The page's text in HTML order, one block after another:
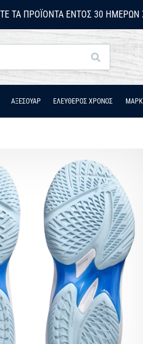
ΤΑ ΠΡΟΪΌΝΤΑ ΕΝΤΌΣ 30 ΗΜΕΡΏΝ
Αναζήτηση
ΑΞΕΣΟΥΑΡ ΕΛΕΥΘΕΡΟΣ ΧΡΟΝΟΣ